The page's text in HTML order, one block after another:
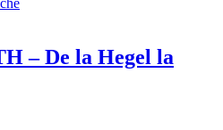
– De la Hegel la